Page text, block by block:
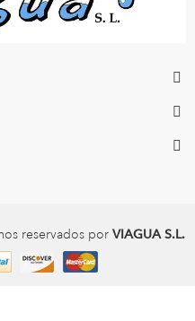
reservados porVIAGUA S.L.